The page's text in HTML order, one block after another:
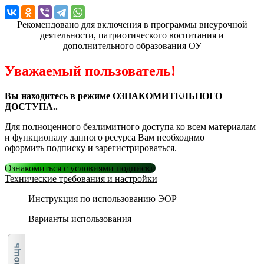
Рекомендовано для включения в программы внеурочной
деятельности, патриотического воспитания и
дополнительного образования ОУ
Уважаемый пользователь!
Вы находитесь в режиме ОЗНАКОМИТЕЛЬНОГО
ДОСТУПА..
Для полноценного безлимитного доступа ко всем материалам
и функционалу данного ресурса Вам необходимо
оформить подписку и зарегистрироваться.
Ознакомиться с условиями подписки
Технические требования и настройки
Инструкция по использованию ЭОР
Варианты использования